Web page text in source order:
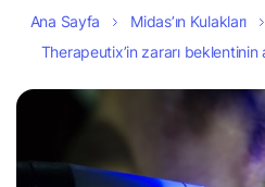
Ana Sayfa Midas’ın Kulakları
Therapeutix’in zararı